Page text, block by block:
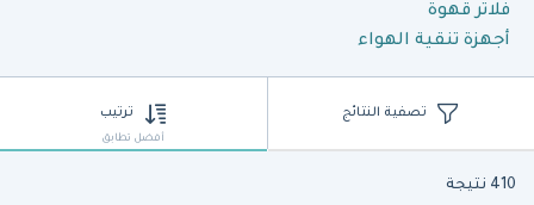
فلاتر قهوة
أجهزة تنقية الهواء
تصفية النتائج ترتيب
أفضل تطابق
410 نتيجة